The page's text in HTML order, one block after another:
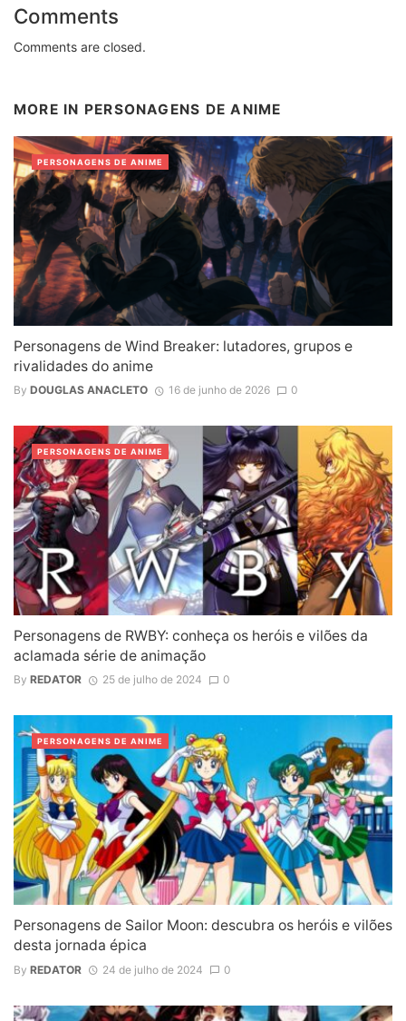
Comments
Comments are closed.
MORE IN PERSONAGENS DE ANIME
Personagens de Wind Breaker: lutadores, grupos e
rivalidades do anime
By DOUGLAS ANACLETO 16 de junho de 2026 0
PERSONAGENS DE ANIME
Personagens de RWBY: conheça os heróis e vilões da
aclamada série de animação
By REDATOR 25 de julho de 2024 0
PERSONAGENS DE ANIME
Personagens de Sailor Moon: descubra os heróis e vilões
desta jornada épica
By REDATOR 24 de julho de 2024 0
PERSONAGENS DE ANIME